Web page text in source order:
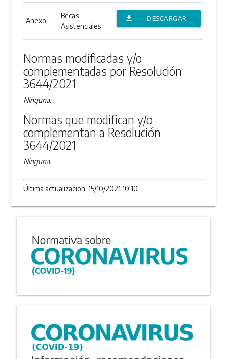
Anexo
Becas
Asistenciales
file_download
DESCARGAR
Normas modificadas y/o
complementadas por Resolución
3644/2021
Ninguna.
Normas que modifican y/o
complementan a Resolución
3644/2021
Ninguna.
Última actualizacion: 15/10/2021 10:10